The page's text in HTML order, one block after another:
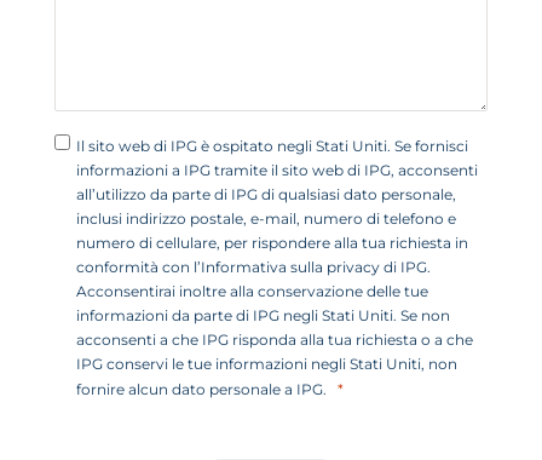
Il sito web di IPG è ospitato negli Stati Uniti. Se fornisci
informazioni a IPG tramite il sito web di IPG, acconsenti
all’utilizzo da parte di IPG di qualsiasi dato personale,
inclusi indirizzo postale, e-mail, numero di telefono e
numero di cellulare, per rispondere alla tua richiesta in
conformità con l’Informativa sulla privacy di IPG.
Acconsentirai inoltre alla conservazione delle tue
informazioni da parte di IPG negli Stati Uniti. Se non
acconsenti a che IPG risponda alla tua richiesta o a che
IPG conservi le tue informazioni negli Stati Uniti, non
fornire alcun dato personale a IPG.